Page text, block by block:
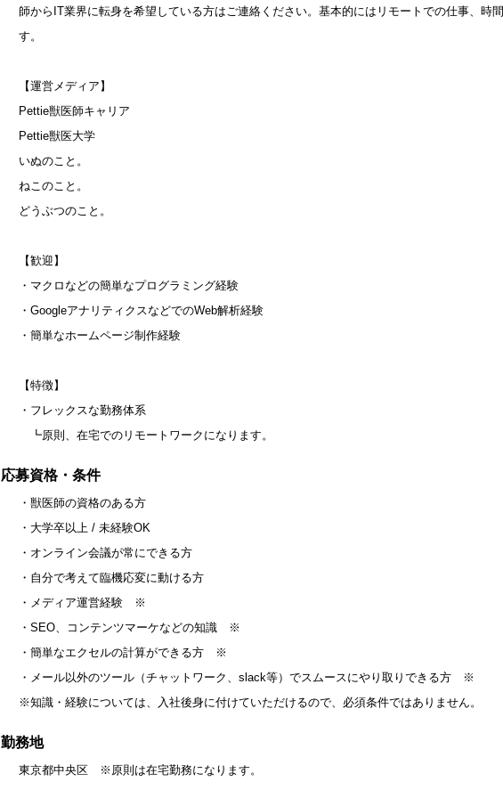
師からIT業界に転身を希望している方はご連絡ください。基本的にはリモートでの仕事、時
す。
【運営メディア】
Pettie獣医師キャリア
Pettie獣医大学
いぬのこと。
ねこのこと。
どうぶつのこと。
【歓迎】
・マクロなどの簡単なプログラミング経験
・GoogleアナリティクスなどでのWeb解析経験
・簡単なホームページ制作経験
【特徴】
・フレックスな勤務体系
┗原則、在宅でのリモートワークになります。
応募資格・条件
・獣医師の資格のある方
・大学卒以上 / 未経験OK
・オンライン会議が常にできる方
・自分で考えて臨機応変に動ける方
・メディア運営経験 ※
・SEO、コンテンツマーケなどの知識 ※
・簡単なエクセルの計算ができる方 ※
・メール以外のツール（チャットワーク、slack等）でスムースにやり取りできる方 ※
※知識・経験については、入社後身に付けていただけるので、必須条件ではありません。
勤務地
東京都中央区 ※原則は在宅勤務になります。